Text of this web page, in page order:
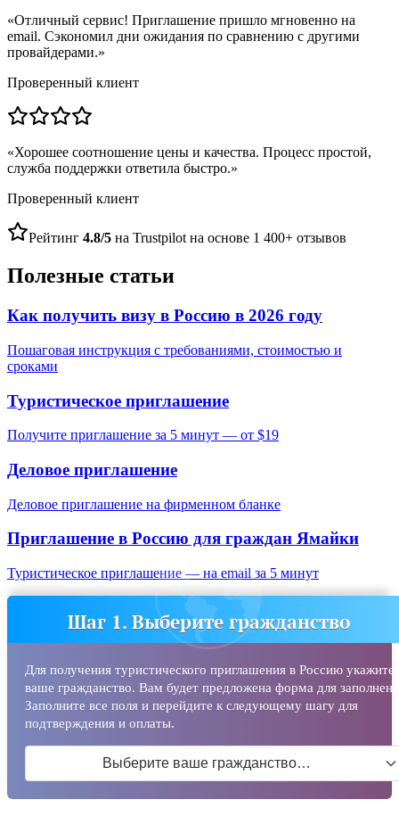
«Отличный сервис! Приглашение пришло мгновенно на
email. Сэкономил дни ожидания по сравнению с другими
провайдерами.»
Проверенный клиент
«Хорошее соотношение цены и качества. Процесс простой,
служба поддержки ответила быстро.»
Проверенный клиент
Рейтинг 4.8/5 на Trustpilot на основе 1 400+ отзывов
Полезные статьи
Как получить визу в Россию в 2026 году
Пошаговая инструкция с требованиями, стоимостью и
сроками
Туристическое приглашение
Получите приглашение за 5 минут — от $19
Деловое приглашение
Деловое приглашение на фирменном бланке
Приглашение в Россию для граждан Ямайки
Туристическое приглашение — на email за 5 минут
Шаг 1. Выберите гражданство
Для получения туристического приглашения в Россию укажите
ваше гражданство. Вам будет предложена форма для
Заполните все поля и перейдите к следующему шагу для
подтверждения и оплаты.
Выберите ваше гражданство…